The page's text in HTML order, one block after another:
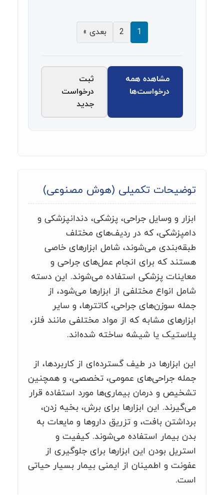
1
2 بعدی »
مشاهده همه
درخواست‌ها
ثبت
درخواست
جدید
توضیحات تکمیلی (هوش مصنوعی)
ابزار و وسایل جراحی، پزشکی، دندانپزشکی و
دامپزشکی، که در ردیف‌های مختلف
طبقه‌بندی می‌شوند، شامل ابزارهای خاصی
هستند که برای انجام عمل‌های جراحی و
معاینات پزشکی استفاده می‌شوند. این دسته
شامل انواع مختلفی از ابزارها می‌شود، از
جمله سوزن‌های جراحی، کاتترها، و سایر
ابزارهای مشابه که از مواد مختلفی مانند فلز،
پلاستیک یا شیشه ساخته شده‌اند.
این ابزارها در طیف گسترده‌ای از کاربردها، از
جمله جراحی‌های عمومی، تخصصی، و همچنین
تشخیص و درمان بیماری‌ها مورد استفاده قرار
می‌گیرند. این ابزارها برای برش، بخیه زدن،
برداشتن بافت، و تزریق داروها و مایعات به
بدن بیمار استفاده می‌شوند. کیفیت و
استریل بودن این ابزارها برای جلوگیری از
عفونت و اطمینان از ایمنی بیمار بسیار حیاتی
است.